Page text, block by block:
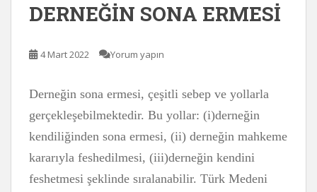
DERNEĞİN SONA ERMESİ
4 Mart 2022 Yorum yapın
Derneğin sona ermesi, çeşitli sebep ve yollarla
gerçekleşebilmektedir. Bu yollar: (i)derneğin
kendiliğinden sona ermesi, (ii) derneğin mahkeme
kararıyla feshedilmesi, (iii)derneğin kendini
feshetmesi şeklinde sıralanabilir. Türk Medeni